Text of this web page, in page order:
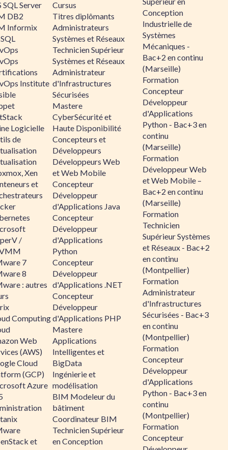
SQL Server
DB2
Informix
Institute
Logicielle
de
Xen
et
/
7
8
: autres
Computing
Web
(AWS)
Cloud
(GCP)
Azure
et
Cursus
Titres diplômants
Administrateurs
Systèmes et Réseaux
Technicien Supérieur
Systèmes et Réseaux
Administrateur
d'Infrastructures
Sécurisées
Mastere
CyberSécurité et
Haute Disponibilité
Concepteurs et
Développeurs
Développeurs Web
et Web Mobile
Concepteur
Développeur
d'Applications Java
Concepteur
Développeur
d'Applications
Python
Concepteur
Développeur
d'Applications .NET
Concepteur
Développeur
d'Applications PHP
Mastere
Applications
Intelligentes et
BigData
Ingénierie et
modélisation
BIM Modeleur du
bâtiment
Coordinateur BIM
Technicien Supérieur
en Conception
Conception
Industrielle de
Systèmes
Mécaniques -
Bac+2 en continu
(Marseille)
Formation
Concepteur
Développeur
d'Applications
Python - Bac+3 en
continu
(Marseille)
Formation
Développeur Web
et Web Mobile –
Bac+2 en continu
(Marseille)
Formation
Technicien
Supérieur Systèmes
et Réseaux - Bac+2
en continu
(Montpellier)
Formation
Administrateur
d'Infrastructures
Sécurisées - Bac+3
en continu
(Montpellier)
Formation
Concepteur
Développeur
d'Applications
Python - Bac+3 en
continu
(Montpellier)
Formation
Concepteur